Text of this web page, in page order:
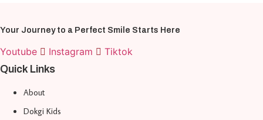
Your Journey to a Perfect Smile Starts Here
Youtube Instagram
Tiktok
Quick Links
About
Dokgi Kids